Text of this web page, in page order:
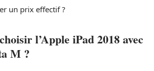
un prix effectif ?
l’Apple iPad 2018 avec
M ?